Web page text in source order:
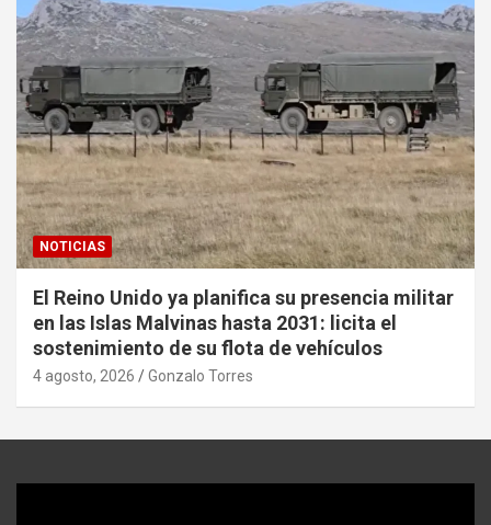
NOTICIAS
El Reino Unido ya planifica su presencia militar
en las Islas Malvinas hasta 2031: licita el
sostenimiento de su flota de vehículos
4 agosto, 2026 Gonzalo Torres